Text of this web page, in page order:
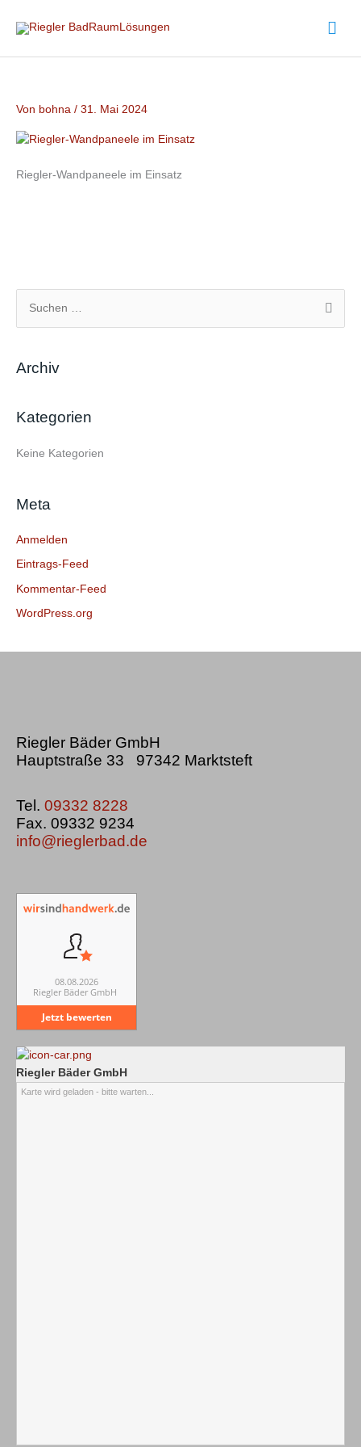
Inhalt
Von bohna / 31. Mai 2024
Riegler-Wandpaneele im Einsatz
n
h
Archiv
Kategorien
Keine Kategorien
Meta
Anmelden
Eintrags-Feed
Kommentar-Feed
WordPress.org
Riegler Bäder GmbH
Hauptstraße 33 97342 Marktsteft
Tel. 09332 8228
Fax. 09332 9234
info@rieglerbad.de
08.08.2026
Riegler Bäder GmbH
Jetzt bewerten
Riegler Bäder GmbH
Karte wird geladen - bitte warten...